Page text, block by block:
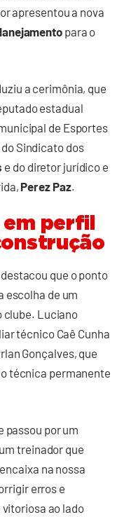
apresentou a nova
para o
a cerimônia, que
estadual
de Esportes
Sindicato dos
e do diretor jurídico e
Perez Paz.
perfil
que o ponto
escolha de um
clube. Luciano
técnico Caê Cunha
Gonçalves, que
técnica permanente
passou por um
treinador que
na nossa
erros e
ao lado